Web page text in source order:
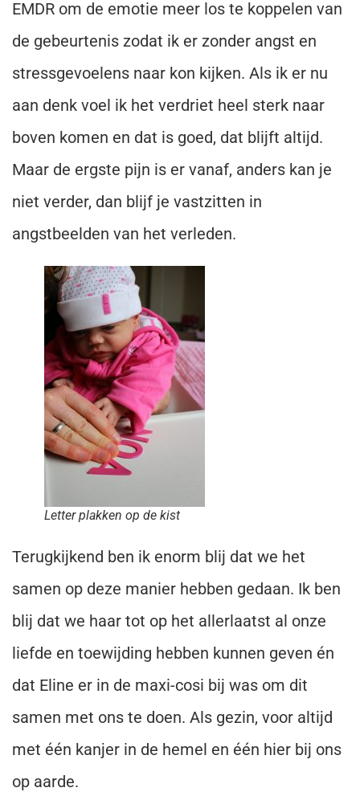
EMDR om de emotie meer los te koppelen van
de gebeurtenis zodat ik er zonder angst en
stressgevoelens naar kon kijken. Als ik er nu
aan denk voel ik het verdriet heel sterk naar
boven komen en dat is goed, dat blijft altijd.
Maar de ergste pijn is er vanaf, anders kan je
niet verder, dan blijf je vastzitten in
angstbeelden van het verleden.
Letter plakken op de kist
Terugkijkend ben ik enorm blij dat we het
samen op deze manier hebben gedaan. Ik ben
blij dat we haar tot op het allerlaatst al onze
liefde en toewijding hebben kunnen geven én
dat Eline er in de maxi-cosi bij was om dit
samen met ons te doen. Als gezin, voor altijd
met één kanjer in de hemel en één hier bij ons
op aarde.